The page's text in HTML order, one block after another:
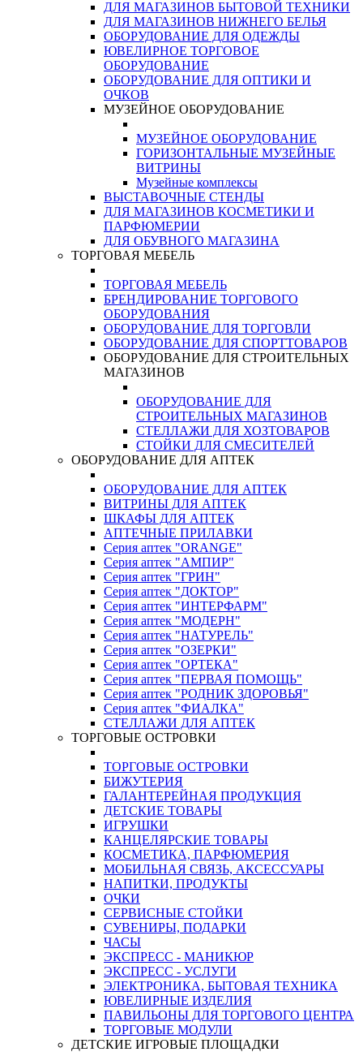
ДЛЯ МАГАЗИНОВ БЫТОВОЙ ТЕХНИКИ
ДЛЯ МАГАЗИНОВ НИЖНЕГО БЕЛЬЯ
ОБОРУДОВАНИЕ ДЛЯ ОДЕЖДЫ
ЮВЕЛИРНОЕ ТОРГОВОЕ
ОБОРУДОВАНИЕ
ОБОРУДОВАНИЕ ДЛЯ ОПТИКИ И
ОЧКОВ
МУЗЕЙНОЕ ОБОРУДОВАНИЕ
МУЗЕЙНОЕ ОБОРУДОВАНИЕ
ГОРИЗОНТАЛЬНЫЕ МУЗЕЙНЫЕ
ВИТРИНЫ
Музейные комплексы
ВЫСТАВОЧНЫЕ СТЕНДЫ
ДЛЯ МАГАЗИНОВ КОСМЕТИКИ И
ПАРФЮМЕРИИ
ДЛЯ ОБУВНОГО МАГАЗИНА
ТОРГОВАЯ МЕБЕЛЬ
ТОРГОВАЯ МЕБЕЛЬ
БРЕНДИРОВАНИЕ ТОРГОВОГО
ОБОРУДОВАНИЯ
ОБОРУДОВАНИЕ ДЛЯ ТОРГОВЛИ
ОБОРУДОВАНИЕ ДЛЯ СПОРТТОВАРОВ
ОБОРУДОВАНИЕ ДЛЯ СТРОИТЕЛЬНЫХ
МАГАЗИНОВ
ОБОРУДОВАНИЕ ДЛЯ
СТРОИТЕЛЬНЫХ МАГАЗИНОВ
СТЕЛЛАЖИ ДЛЯ ХОЗТОВАРОВ
СТОЙКИ ДЛЯ СМЕСИТЕЛЕЙ
ОБОРУДОВАНИЕ ДЛЯ АПТЕК
ОБОРУДОВАНИЕ ДЛЯ АПТЕК
ВИТРИНЫ ДЛЯ АПТЕК
ШКАФЫ ДЛЯ АПТЕК
АПТЕЧНЫЕ ПРИЛАВКИ
Серия аптек "ORANGE"
Серия аптек "АМПИР"
Серия аптек "ГРИН"
Серия аптек "ДОКТОР"
Серия аптек "ИНТЕРФАРМ"
Серия аптек "МОДЕРН"
Серия аптек "НАТУРЕЛЬ"
Серия аптек "ОЗЕРКИ"
Серия аптек "ОРТЕКА"
Серия аптек "ПЕРВАЯ ПОМОЩЬ"
Серия аптек "РОДНИК ЗДОРОВЬЯ"
Серия аптек "ФИАЛКА"
СТЕЛЛАЖИ ДЛЯ АПТЕК
ТОРГОВЫЕ ОСТРОВКИ
ТОРГОВЫЕ ОСТРОВКИ
БИЖУТЕРИЯ
ГАЛАНТЕРЕЙНАЯ ПРОДУКЦИЯ
ДЕТСКИЕ ТОВАРЫ
ИГРУШКИ
КАНЦЕЛЯРСКИЕ ТОВАРЫ
КОСМЕТИКА, ПАРФЮМЕРИЯ
МОБИЛЬНАЯ СВЯЗЬ, АКСЕССУАРЫ
НАПИТКИ, ПРОДУКТЫ
ОЧКИ
СЕРВИСНЫЕ СТОЙКИ
СУВЕНИРЫ, ПОДАРКИ
ЧАСЫ
ЭКСПРЕСС - МАНИКЮР
ЭКСПРЕСС - УСЛУГИ
ЭЛЕКТРОНИКА, БЫТОВАЯ ТЕХНИКА
ЮВЕЛИРНЫЕ ИЗДЕЛИЯ
ПАВИЛЬОНЫ ДЛЯ ТОРГОВОГО ЦЕНТРА
ТОРГОВЫЕ МОДУЛИ
ДЕТСКИЕ ИГРОВЫЕ ПЛОЩАДКИ